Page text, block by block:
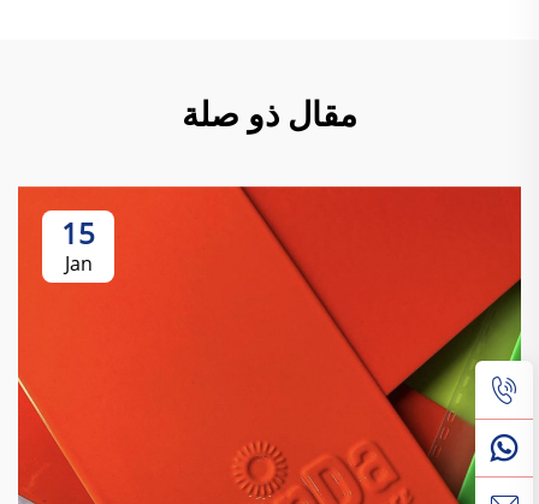
مقال ذو صلة
15
Jan